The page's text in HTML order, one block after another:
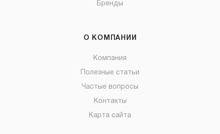
Бренды
О КОМПАНИИ
Компания
Полезные статьи
Частые вопросы
Контакты
Карта сайта